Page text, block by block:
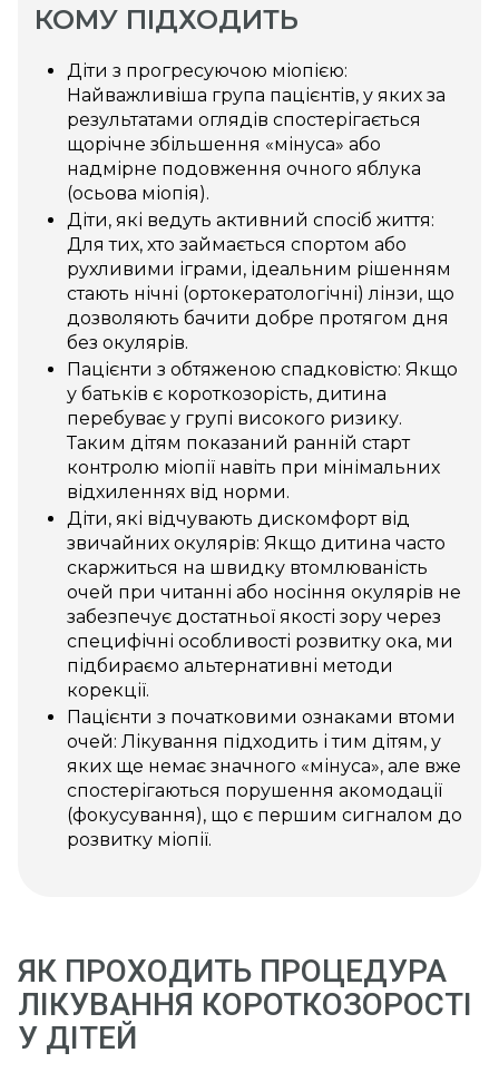
КОМУ ПІДХОДИТЬ
Діти з прогресуючою міопією:
Найважливіша група пацієнтів, у яких за
результатами оглядів спостерігається
щорічне збільшення «мінуса» або
надмірне подовження очного яблука
(осьова міопія).
Діти, які ведуть активний спосіб життя:
Для тих, хто займається спортом або
рухливими іграми, ідеальним рішенням
стають нічні (ортокератологічні) лінзи, що
дозволяють бачити добре протягом дня
без окулярів.
Пацієнти з обтяженою спадковістю: Якщо
у батьків є короткозорість, дитина
перебуває у групі високого ризику.
Таким дітям показаний ранній старт
контролю міопії навіть при мінімальних
відхиленнях від норми.
Діти, які відчувають дискомфорт від
звичайних окулярів: Якщо дитина часто
скаржиться на швидку втомлюваність
очей при читанні або носіння окулярів не
забезпечує достатньої якості зору через
специфічні особливості розвитку ока, ми
підбираємо альтернативні методи
корекції.
Пацієнти з початковими ознаками втоми
очей: Лікування підходить і тим дітям, у
яких ще немає значного «мінуса», але вже
спостерігаються порушення акомодації
(фокусування), що є першим сигналом до
розвитку міопії.
ЯК ПРОХОДИТЬ ПРОЦЕДУРА
ЛІКУВАННЯ КОРОТКОЗОРОСТІ
У ДІТЕЙ